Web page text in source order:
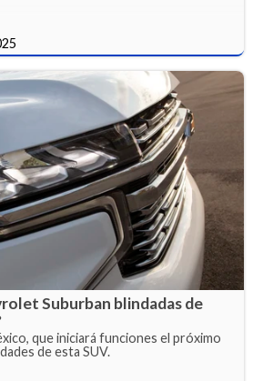
Suburban blindadas de
que iniciará funciones el próximo
de esta SUV.